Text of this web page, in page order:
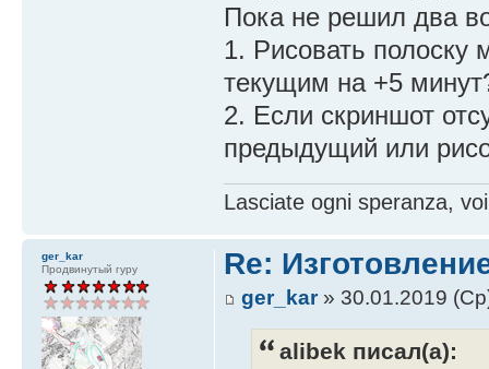
Пока не решил два
1. Рисовать
текущим на +5
2. Если скриншот
предыдущий или
Lasciate ogni speranza,
ger_kar
Продвинутый гуру
Re:
ger_kar» 30.01.2019
alibek писал(а):